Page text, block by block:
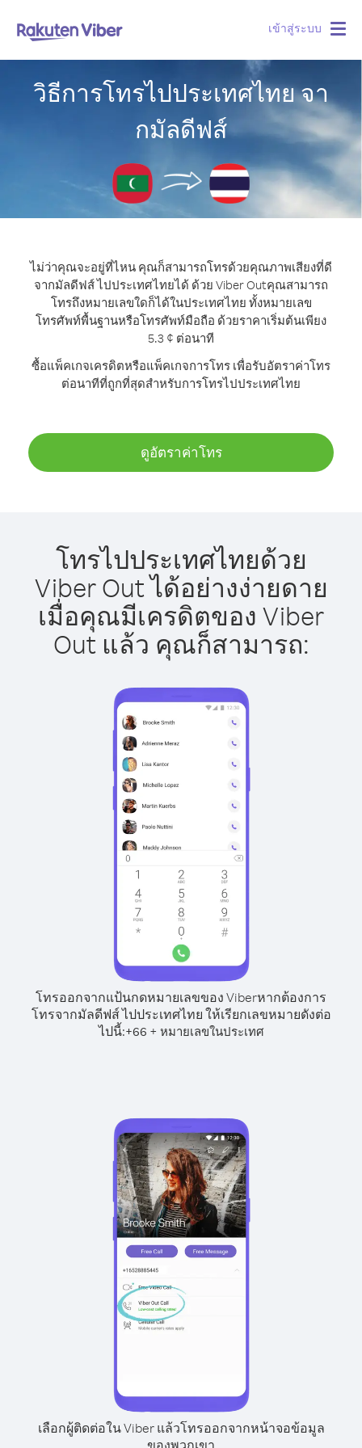
เข้าสู่ระบบ
วิธีการโทรไปประเทศไทย จา
กมัลดีฟส์
ไม่ว่าคุณจะอยู่ที่ไหน คุณก็สามารถโทรด้วยคุณภาพเสียงที่ดี
จากมัลดีฟส์ ไปประเทศไทยได้ ด้วย Viber Outคุณสามารถ
โทรถึงหมายเลขใดก็ได้ในประเทศไทย ทั้งหมายเลข
โทรศัพท์พื้นฐานหรือโทรศัพท์มือถือ ด้วยราคาเริ่มต้นเพียง
5.3 ¢ ต่อนาที
ซื้อแพ็คเกจเครดิตหรือแพ็คเกจการโทร เพื่อรับอัตราค่าโทร
ต่อนาทีที่ถูกที่สุดสำหรับการโทรไปประเทศไทย
ดูอัตราค่าโทร
โทรไปประเทศไทยด้วย
Viber Out ได้อย่างง่ายดาย
เมื่อคุณมีเครดิตของ Viber
Out แล้ว คุณก็สามารถ:
โทรออกจากแป้นกดหมายเลขของ Viberหากต้องการ
โทรจากมัลดีฟส์ ไปประเทศไทย ให้เรียกเลขหมายดังต่อ
ไปนี้:+66 + หมายเลขในประเทศ
เลือกผู้ติดต่อใน Viber แล้วโทรออกจากหน้าจอข้อมูล
ของพวกเขา